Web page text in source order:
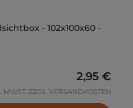
- 102x100x60 -
Regulärer
2,95 €
MWST. ZZGL. VERSANDKOSTEN